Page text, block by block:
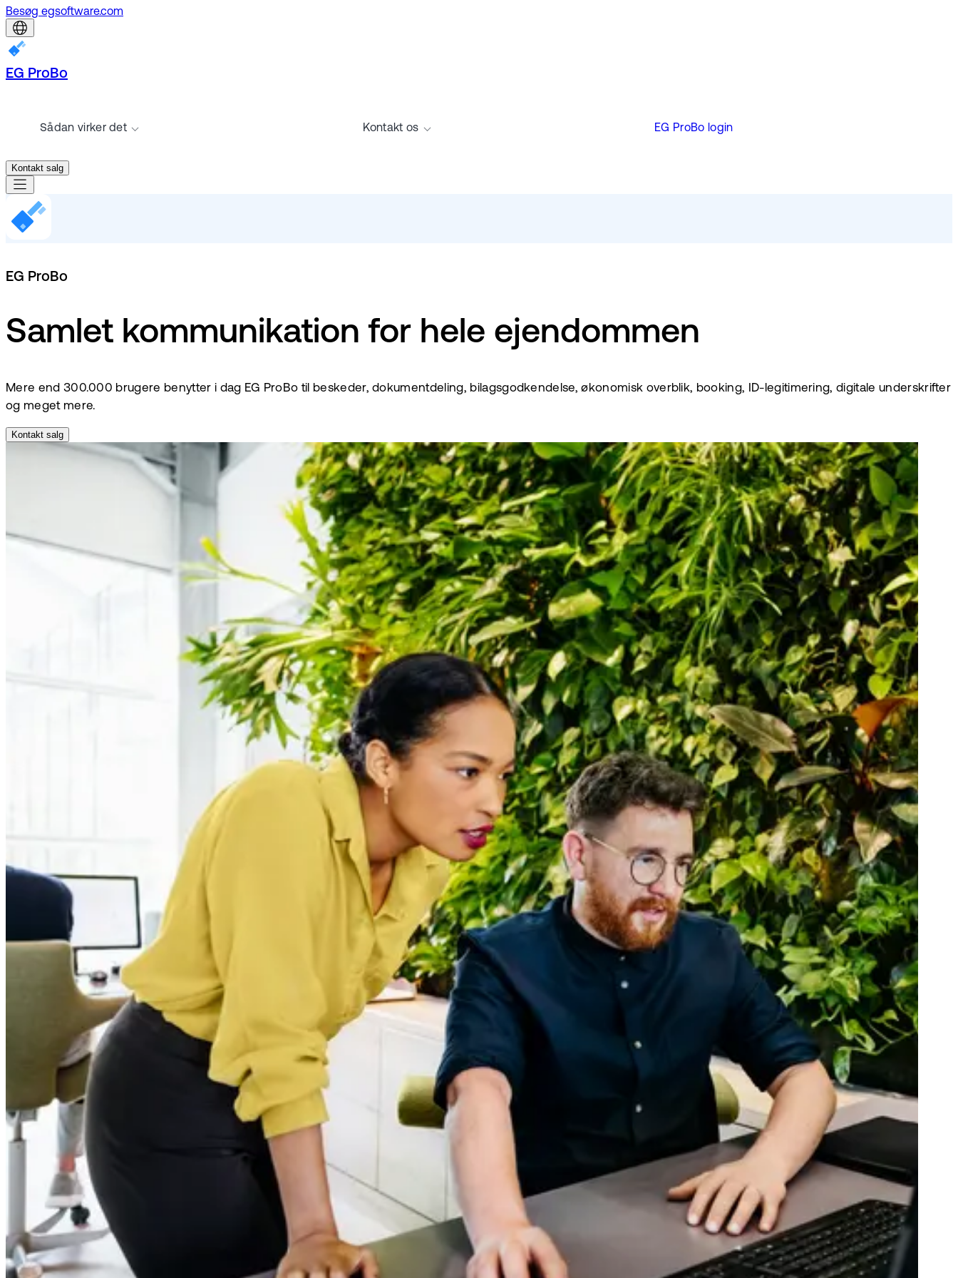
Besøg egsoftware.com
EG ProBo
Sådan virker det Kontakt os EG ProBo login
Kontakt salg
EG ProBo
Samlet kommunikation for hele ejendommen
Mere end 300.000 brugere benytter i dag EG ProBo til beskeder, dokumentdeling, bilagsgodkendelse, økonomisk overblik, booking, ID-legitimering, digitale underskrifter
og meget mere.
Kontakt salg